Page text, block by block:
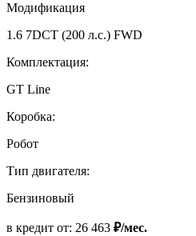
Модификация
1.6 7DCT (200 л.с.) FWD
Комплектация:
GT Line
Коробка:
Робот
Тип двигателя:
Бензиновый
в кредит от: 26 463 ₽/мес.